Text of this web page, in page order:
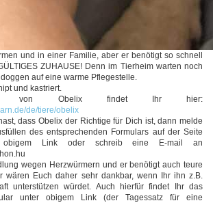
und in einer Familie, aber er benötigt so schnell
ZUHAUSE! Denn im Tierheim warten noch
auf eine warme Pflegestelle.
und kastriert.
von Obelix findet Ihr hier:
de/tiere/obelix
dass Obelix der Richtige für Dich ist, dann melde
des entsprechenden Formulars auf der Seite
Link oder schreib eine E-mail an
wegen Herzwürmern und er benötigt auch teure
wären Euch daher sehr dankbar, wenn Ihr ihn z.B.
unterstützen würdet. Auch hierfür findet Ihr das
unter obigem Link (der Tagessatz für eine